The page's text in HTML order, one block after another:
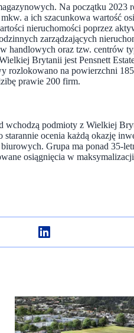
Na początku 2023
a ich szacunkowa wartość
nieruchomości poprzez
zarządzających
handlowych oraz tzw. centrów
Brytanii jest Pensnett
rozlokowano na powierzchni
prawie 200 firm.
wchodzą podmioty z Wielkiej
ocenia każdą okazję
Grupa ma ponad 35-
osiągnięcia w